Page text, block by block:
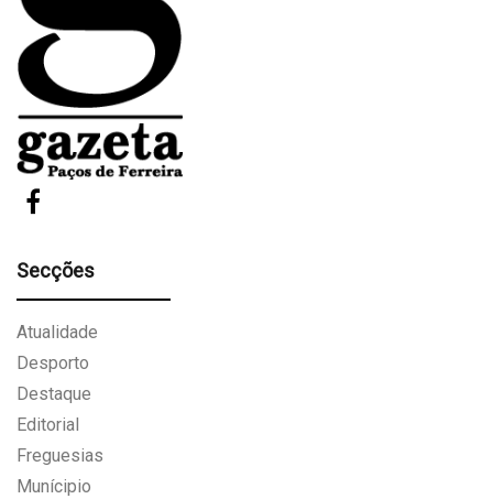
Secções
Atualidade
Desporto
Destaque
Editorial
Freguesias
Munícipio